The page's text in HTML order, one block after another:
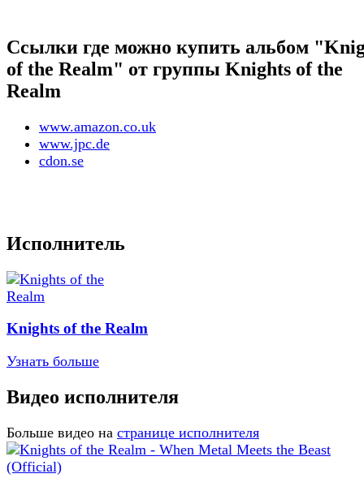
Ссылки где можно купить альбом
of the Realm" от группы Knights of the
Realm
www.amazon.co.uk
www.jpc.de
cdon.se
Исполнитель
Knights of the Realm
Узнать больше
Видео исполнителя
Больше видео на странице исполнителя